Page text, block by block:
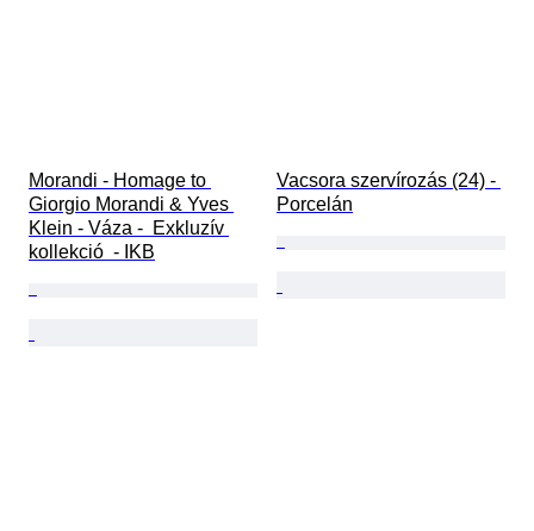
Morandi - Homage to
Giorgio Morandi & Yves
Klein - Váza -  Exkluzív
kollekció  - IKB
Vacsora szervírozás (24) -
Porcelán